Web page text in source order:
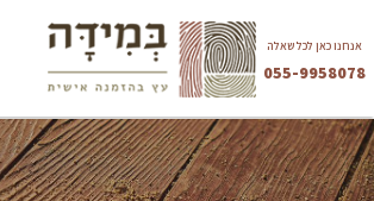
title סמן כותרות
settings צבע רקע
to
content
אנחנו כאן לכל שאלה
055-9958078